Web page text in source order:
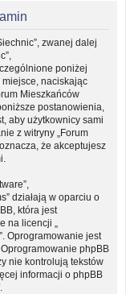
zwanej dalej
poniżej
naciskając
Mieszkańców
postanowienia,
aby użytkownicy sami
z witryny „Forum
że akceptujesz
działają w oparciu o
która jest
licencji „
Oprogramowanie jest
. Oprogramowanie phpBB
nie kontrolują tekstów
informacji o phpBB
.